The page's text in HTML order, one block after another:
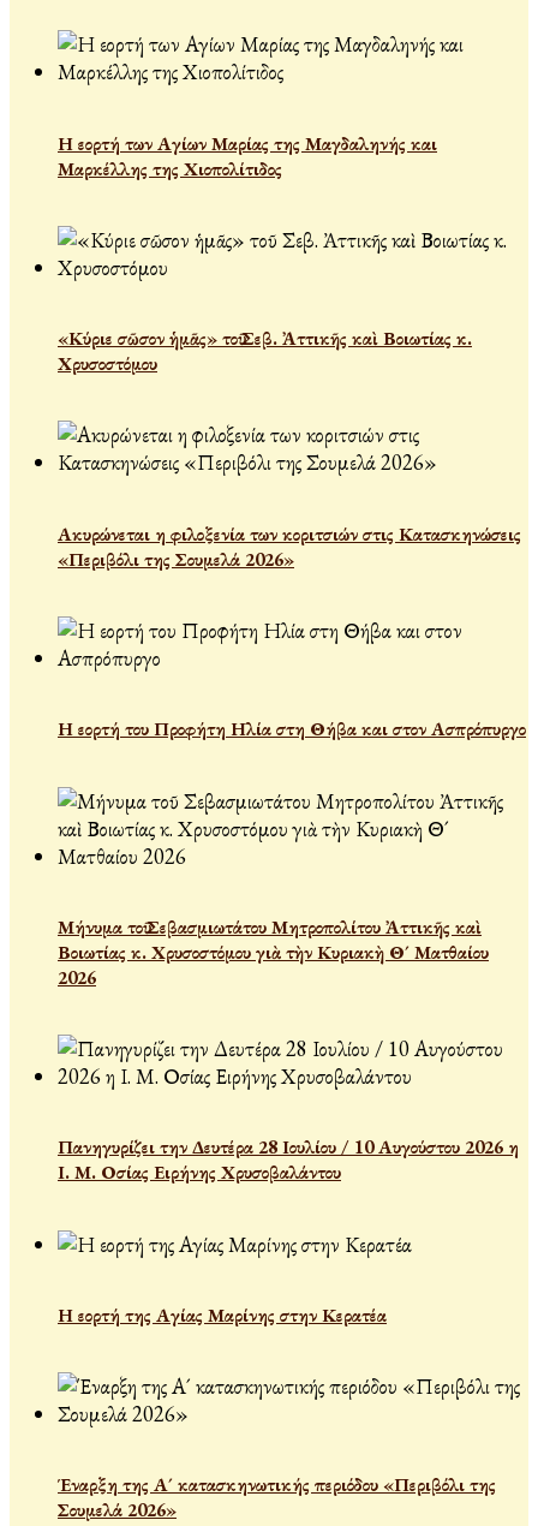
Η εορτή των Αγίων Μαρίας της Μαγδαληνής και
Μαρκέλλης της Χιοπολίτιδος
«Κύριε σῶσον ἡμᾶς» τοῦ Σεβ. Ἀττικῆς καὶ Βοιωτίας κ.
Χρυσοστόμου
Ακυρώνεται η φιλοξενία των κοριτσιών στις Κατασκηνώσεις
«Περιβόλι της Σουμελά 2026»
Η εορτή του Προφήτη Ηλία στη Θήβα και στον Ασπρόπυργο
Μήνυμα τοῦ Σεβασμιωτάτου Μητροπολίτου Ἀττικῆς καὶ
Βοιωτίας κ. Χρυσοστόμου γιὰ τὴν Κυριακὴ Θ´ Ματθαίου
2026
Πανηγυρίζει την Δευτέρα 28 Ιουλίου / 10 Αυγούστου 2026 η
Ι. Μ. Οσίας Ειρήνης Χρυσοβαλάντου
Η εορτή της Αγίας Μαρίνης στην Κερατέα
Έναρξη της Α´ κατασκηνωτικής περιόδου «Περιβόλι της
Σουμελά 2026»